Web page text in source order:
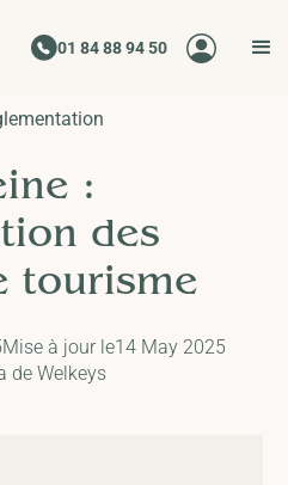
01 84 88 94 50
:
des
tourisme
Mise à jour le14 May 2025
de Welkeys